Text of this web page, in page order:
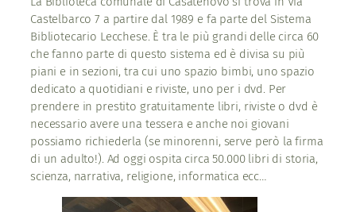
Castelbarco 7 a partire dal 1989 e fa parte del Sistema
Bibliotecario Lecchese. È tra le più grandi delle circa 60
che fanno parte di questo sistema ed è divisa su più
piani e in sezioni, tra cui uno spazio bimbi, uno spazio
dedicato a quotidiani e riviste, uno per i dvd. Per
prendere in prestito gratuitamente libri, riviste o dvd è
necessario avere una tessera e anche noi giovani
possiamo richiederla (se minorenni, serve però la firma
di un adulto!). Ad oggi ospita circa 50.000 libri di storia,
scienza, narrativa, religione, informatica ecc…